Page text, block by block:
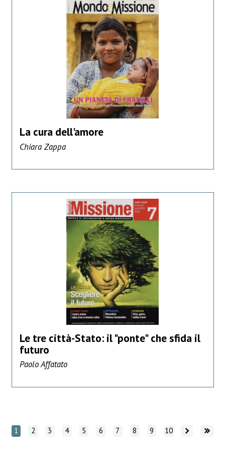
La cura dell'amore
Chiara Zappa
Le tre città-Stato: il "ponte" che sfida il
futuro
Paolo Affatato
1 2 3 4 5 6 7 8 9 10Vai avantiVai avanti